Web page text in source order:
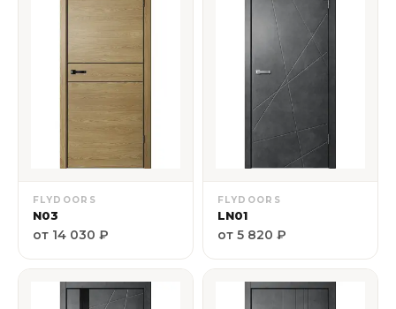
FLYDOORS
N03
от 14 030 ₽
FLYDOORS
LN01
от 5 820 ₽